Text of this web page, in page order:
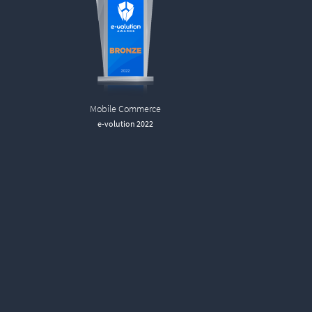
Mobile Commerce
e-volution 2022